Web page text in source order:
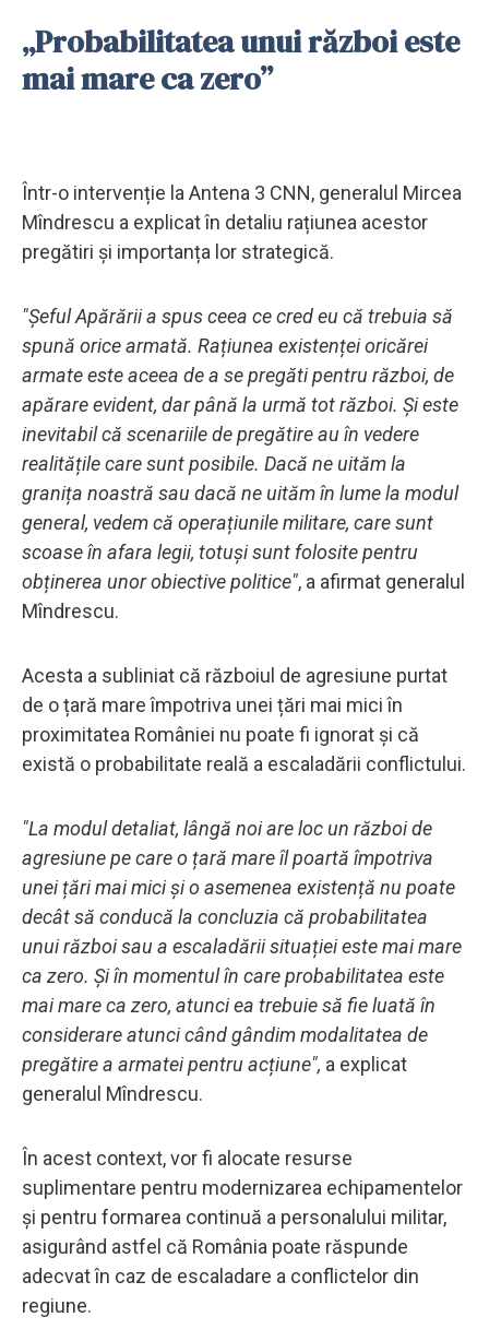
„Probabilitatea unui război este
mai mare ca zero”
Într-o intervenție la Antena 3 CNN, generalul Mircea
Mîndrescu a explicat în detaliu rațiunea acestor
pregătiri și importanța lor strategică.
"Șeful Apărării a spus ceea ce cred eu că trebuia să
spună orice armată. Rațiunea existenței oricărei
armate este aceea de a se pregăti pentru război, de
apărare evident, dar până la urmă tot război. Și este
inevitabil că scenariile de pregătire au în vedere
realitățile care sunt posibile. Dacă ne uităm la
granița noastră sau dacă ne uităm în lume la modul
general, vedem că operațiunile militare, care sunt
scoase în afara legii, totuși sunt folosite pentru
obținerea unor obiective politice", a afirmat generalul
Mîndrescu.
Acesta a subliniat că războiul de agresiune purtat
de o țară mare împotriva unei țări mai mici în
proximitatea României nu poate fi ignorat și că
există o probabilitate reală a escaladării conflictului.
"La modul detaliat, lângă noi are loc un război de
agresiune pe care o țară mare îl poartă împotriva
unei țări mai mici și o asemenea existență nu poate
decât să conducă la concluzia că probabilitatea
unui război sau a escaladării situației este mai mare
ca zero. Și în momentul în care probabilitatea este
mai mare ca zero, atunci ea trebuie să fie luată în
considerare atunci când gândim modalitatea de
pregătire a armatei pentru acțiune", a explicat
generalul Mîndrescu.
În acest context, vor fi alocate resurse
suplimentare pentru modernizarea echipamentelor
și pentru formarea continuă a personalului militar,
asigurând astfel că România poate răspunde
adecvat în caz de escaladare a conflictelor din
regiune.